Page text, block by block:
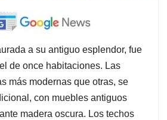
a su antiguo esplendor, fue
de once habitaciones. Las
más modernas que otras, se
con muebles antiguos
madera oscura. Los techos